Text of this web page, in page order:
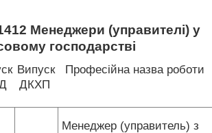
Менеджери (управителі) у
господарстві
Випуск
ДКХП
Професійна назва роботи
Менеджер (управитель) з